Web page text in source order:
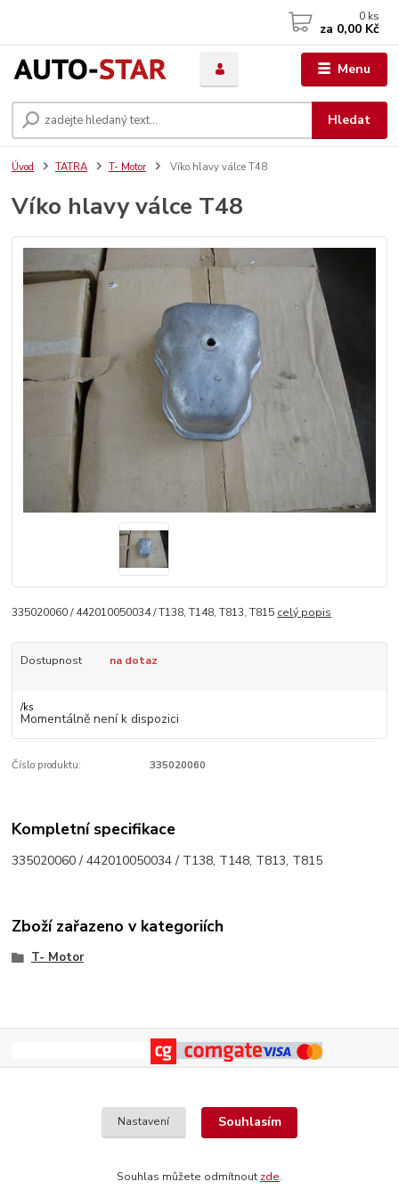
Menu
Hledat
0 ks
za 0,00 Kč
Úvod TATRA T- Motor Víko hlavy válce T48
Víko hlavy válce T48
335020060 / 442010050034 / T138, T148, T813, T815 celý popis
Dostupnost na dotaz
/ks
Momentálně není k dispozici
Číslo produktu: 335020060
Kompletní specifikace
335020060 / 442010050034 / T138, T148, T813, T815
Zboží zařazeno v kategoriích
T- Motor
Nastavení Souhlasím
Souhlas můžete odmítnout zde.